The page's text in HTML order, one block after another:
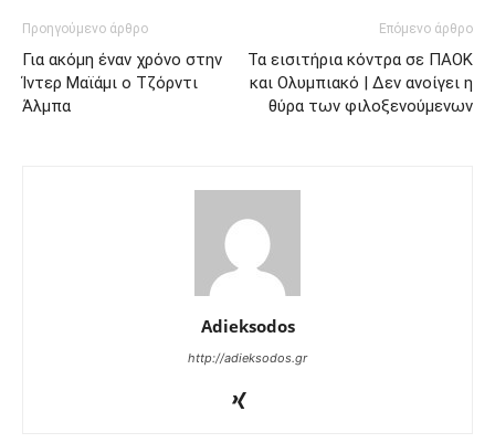
Προηγούμενο άρθρο
Για ακόμη έναν χρόνο στην
Ίντερ Μαϊάμι ο Τζόρντι
Άλμπα
Επόμενο άρθρο
Τα εισιτήρια κόντρα σε ΠΑΟΚ
και Ολυμπιακό | Δεν ανοίγει η
θύρα των φιλοξενούμενων
Adieksodos
http://adieksodos.gr